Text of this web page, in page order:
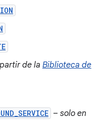
de la Biblioteca de
– solo en